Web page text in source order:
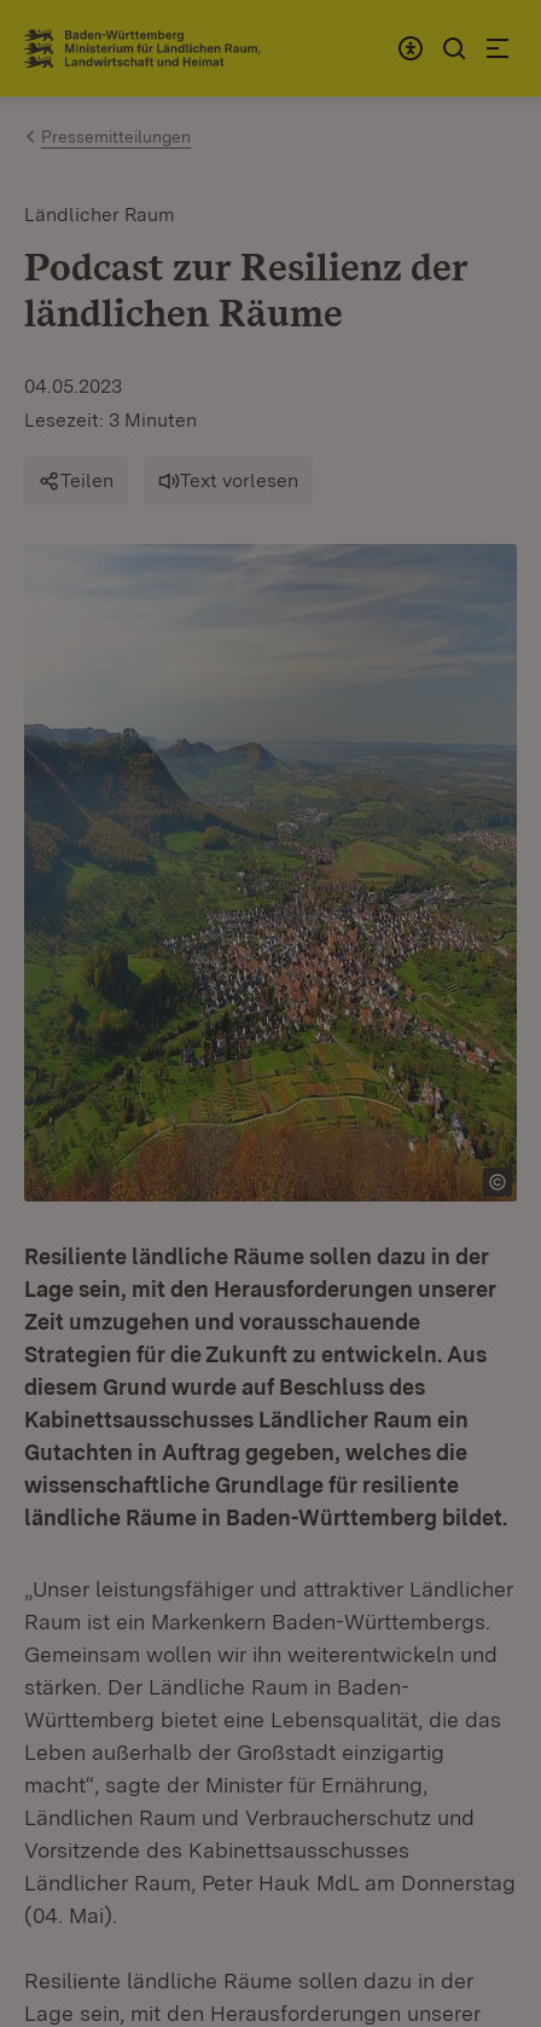
Zum Inhalt springen
Link zur Startseite
Pressemitteilungen
Ländlicher Raum
Podcast zur Resilienz der
ländlichen Räume
04.05.2023
Lesezeit: 3 Minuten
Teilen Text vorlesen
Resiliente ländliche Räume sollen dazu in der
Lage sein, mit den Herausforderungen unserer
Zeit umzugehen und vorausschauende
Strategien für die Zukunft zu entwickeln. Aus
diesem Grund wurde auf Beschluss des
Kabinettsausschusses Ländlicher Raum ein
Gutachten in Auftrag gegeben, welches die
wissenschaftliche Grundlage für resiliente
ländliche Räume in Baden-Württemberg bildet.
„Unser leistungsfähiger und attraktiver Ländlicher
Raum ist ein Markenkern Baden-Württembergs.
Gemeinsam wollen wir ihn weiterentwickeln und
stärken. Der Ländliche Raum in Baden-
Württemberg bietet eine Lebensqualität, die das
Leben außerhalb der Großstadt einzigartig
macht“, sagte der Minister für Ernährung,
Ländlichen Raum und Verbraucherschutz und
Vorsitzende des Kabinettsausschusses
Ländlicher Raum, Peter Hauk MdL am Donnerstag
(04. Mai).
Resiliente ländliche Räume sollen dazu in der
Lage sein, mit den Herausforderungen unserer